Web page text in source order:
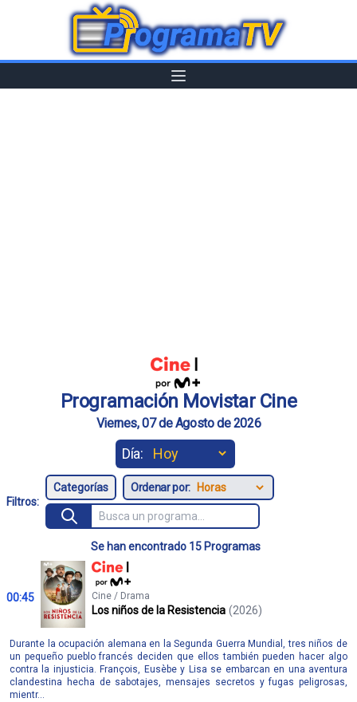
Programación Movistar Cine
Viernes, 07 de Agosto de 2026
Día:
Filtros:
Ordenar por:
Se han encontrado 15 Programas
00:45 Cine / Drama
Los niños de la Resistencia (2026)
Durante la ocupación alemana en la Segunda Guerra Mundial, tres niños de
un pequeño pueblo francés deciden que ellos también pueden hacer algo
contra la injusticia. François, Eusèbe y Lisa se embarcan en una aventura
clandestina hecha de sabotajes, mensajes secretos y fugas peligrosas,
mientr...